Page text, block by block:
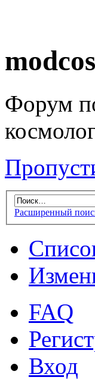
Форум
Расширенный
FAQ
Вход